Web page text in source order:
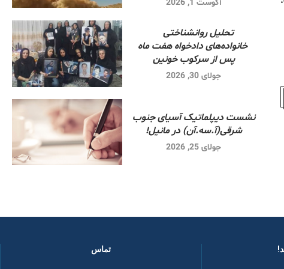
آگوست 1, 2026
تحلیل روانشناختی
خانواده‌های دادخواه هفت ماه
پس از سرکوب خونین
جولای 30, 2026
نشست دیپلماتیک آسیای جنوب
شرقی‌(آ.سه.آن) در مانیل!
جولای 25, 2026
تماس